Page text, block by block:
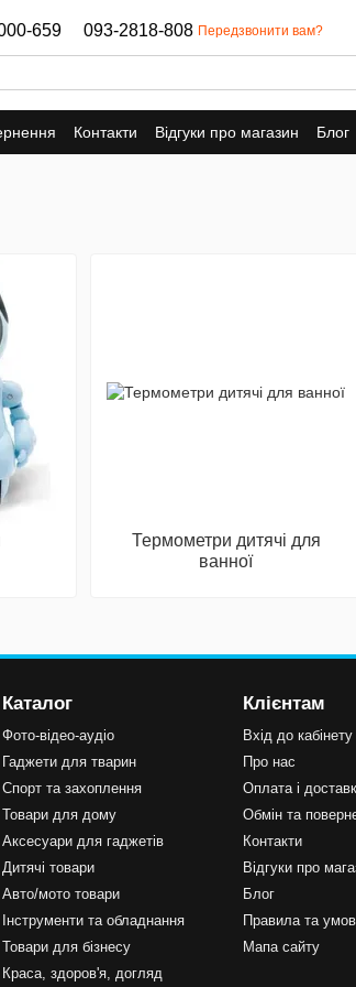
659 093-2818-808 Передзвонити вам?
Контакти Відгуки про магазин Блог
Термометри дитячі для
ванної
Каталог
Фото-відео-аудіо
Гаджети для тварин
Спорт та захоплення
Товари для дому
Аксесуари для гаджетів
Дитячі товари
Авто/мото товари
Інструменти та обладнання
Товари для бізнесу
Краса, здоров'я, догляд
Клієнтам
Вхід до кабінету
Про нас
Оплата і
Обмін та
Контакти
Відгуки про
Блог
Правила та
Мапа сайту